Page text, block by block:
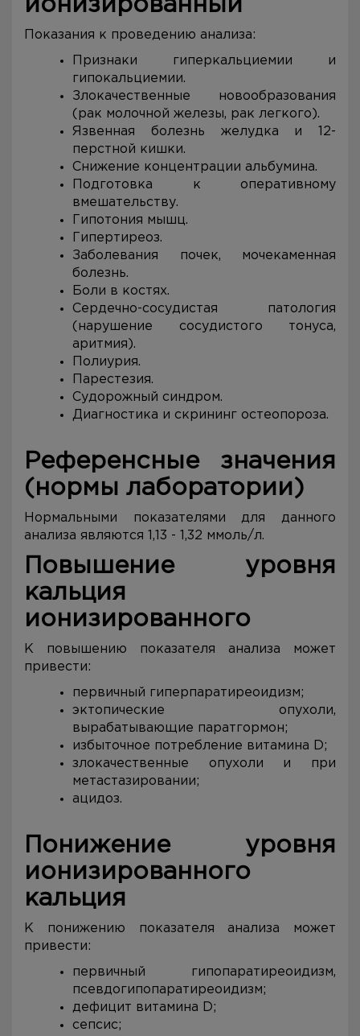
ионизированный
Показания к проведению анализа:
Признаки гиперкальциемии и
гипокальциемии.
Злокачественные новообразования
(рак молочной железы, рак легкого).
Язвенная болезнь желудка и 12-
перстной кишки.
Снижение концентрации альбумина.
Подготовка к оперативному
вмешательству.
Гипотония мышц.
Гипертиреоз.
Заболевания почек, мочекаменная
болезнь.
Боли в костях.
Сердечно-сосудистая патология
(нарушение сосудистого тонуса,
аритмия).
Полиурия.
Парестезия.
Судорожный синдром.
Диагностика и скрининг остеопороза.
Референсные значения
(нормы лаборатории)
Нормальными показателями для данного
анализа являются 1,13 - 1,32 ммоль/л.
Повышение уровня
кальция
ионизированного
К повышению показателя анализа может
привести:
первичный гиперпаратиреоидизм;
эктопические опухоли,
вырабатывающие паратгормон;
избыточное потребление витамина D;
злокачественные опухоли и при
метастазировании;
ацидоз.
Понижение уровня
ионизированного
кальция
К понижению показателя анализа может
привести:
первичный гипопаратиреоидизм,
псевдогипопаратиреоидизм;
дефицит витамина D;
сепсис;